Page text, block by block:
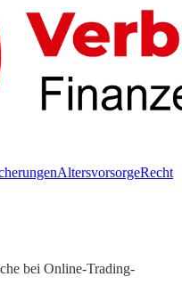
AltersvorsorgeRecht
bei Online-Trading-